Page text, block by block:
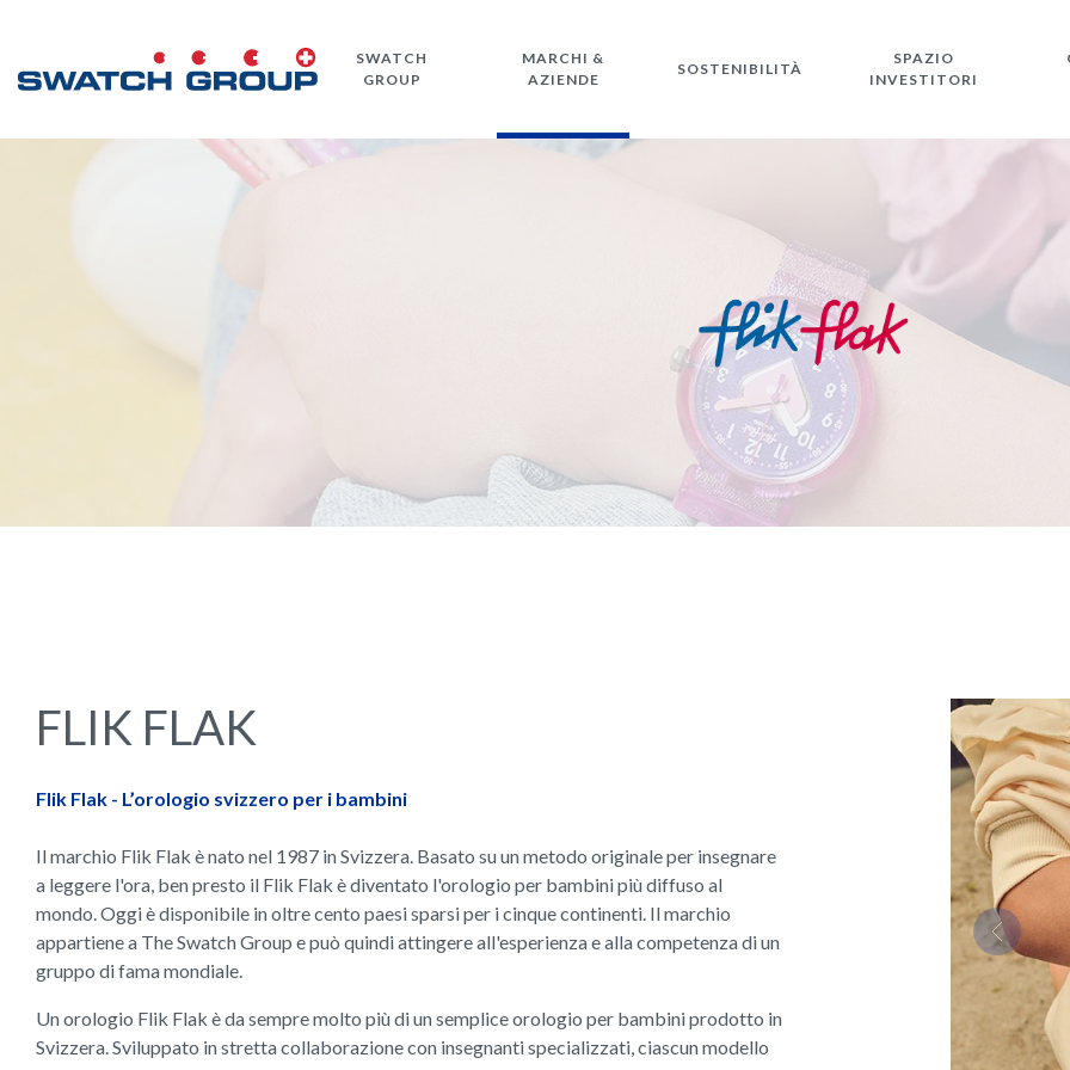
contenuto
SWATCH
GROUP
MARCHI &
AZIENDE
SOSTENIBILITÀ
SPAZIO
INVESTITORI
FLIK FLAK
Flik Flak - L’orologio svizzero per i bambini
Il marchio Flik Flak è nato nel 1987 in Svizzera. Basato su un metodo originale per insegnare
a leggere l'ora, ben presto il Flik Flak è diventato l'orologio per bambini più diffuso al
mondo. Oggi è disponibile in oltre cento paesi sparsi per i cinque continenti. Il marchio
appartiene a The Swatch Group e può quindi attingere all'esperienza e alla competenza di un
gruppo di fama mondiale.
Un orologio Flik Flak è da sempre molto più di un semplice orologio per bambini prodotto in
Svizzera. Sviluppato in stretta collaborazione con insegnanti specializzati, ciascun modello
Previous